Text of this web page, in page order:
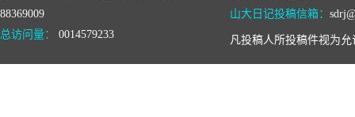
88369009
山大日记投稿信箱：
总访问量：
0014579233 凡投稿人所投稿件视为